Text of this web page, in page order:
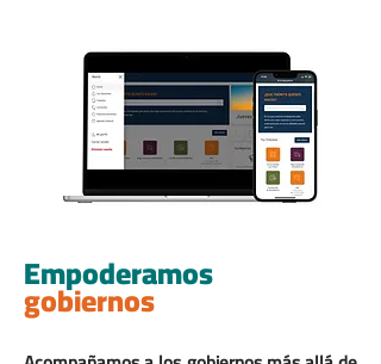
gobiernos
Empoderamos